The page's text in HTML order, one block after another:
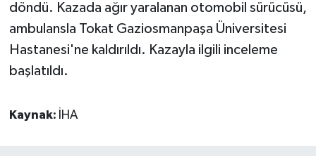
döndü. Kazada ağır yaralanan otomobil sürücüsü,
ambulansla Tokat Gaziosmanpaşa Üniversitesi
Hastanesi'ne kaldırıldı. Kazayla ilgili inceleme
başlatıldı.
Kaynak: İHA